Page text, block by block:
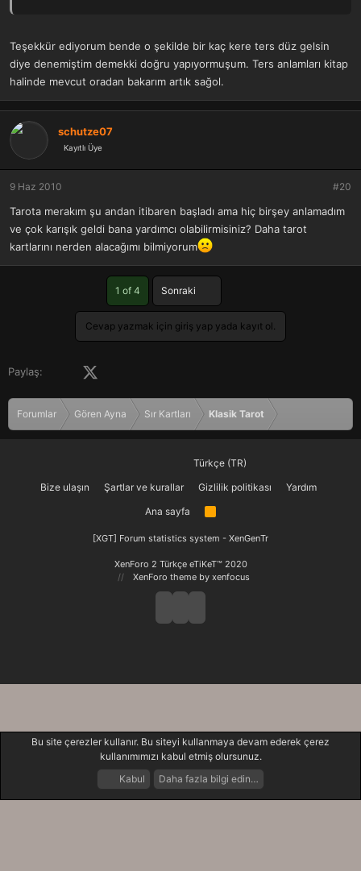
Teşekkür ediyorum bende o şekilde bir kaç kere ters düz gelsin
diye denemiştim demekki doğru yapıyormuşum. Ters anlamları kitap
halinde mevcut oradan bakarım artık sağol.
schutze07
Kayıtlı Üye
9 Haz 2010 #20
Tarota merakım şu andan itibaren başladı ama hiç birşey anlamadım
ve çok karışık geldi bana yardımcı olabilirmisiniz? Daha tarot
kartlarını nerden alacağımı bilmiyorum
1 of 4 Sonraki
Cevap yazmak için giriş yap yada kayıt ol.
Paylaş: Facebook
Forumlar Gören Ayna Sır Kartları Klasik Tarot
Türkçe (TR)
Bize ulaşın
Şartlar ve kurallar Gizlilik politikası
Yardım
Ana sayfa
R
[XGT] Forum statistics system - XenGenTr
XenForo 2 Türkçe eTiKeT™ 2020
XenForo theme by xenfocus
Neler Yeni Giriş Yap
Bu site çerezler kullanır. Bu siteyi kullanmaya devam ederek çerez
kullanımımızı kabul etmiş olursunuz.
Kabul
Daha fazla bilgi edin…